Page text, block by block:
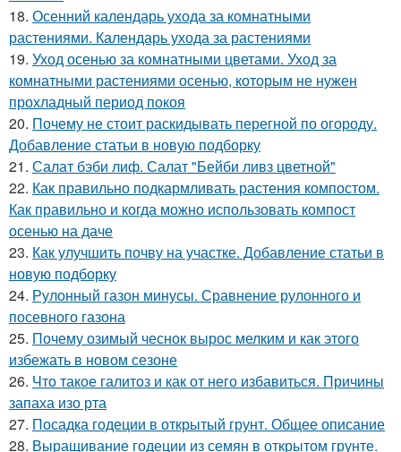
18. Осенний календарь ухода за комнатными
растениями. Календарь ухода за растениями
19. Уход осенью за комнатными цветами. Уход за
комнатными растениями осенью, которым не нужен
прохладный период покоя
20. Почему не стоит раскидывать перегной по огороду.
Добавление статьи в новую подборку
21. Салат бэби лиф. Салат "Бейби ливз цветной"
22. Как правильно подкармливать растения компостом.
Как правильно и когда можно использовать компост
осенью на даче
23. Как улучшить почву на участке. Добавление статьи в
новую подборку
24. Рулонный газон минусы. Сравнение рулонного и
посевного газона
25. Почему озимый чеснок вырос мелким и как этого
избежать в новом сезоне
26. Что такое галитоз и как от него избавиться. Причины
запаха изо рта
27. Посадка годеции в открытый грунт. Общее описание
28. Выращивание годеции из семян в открытом грунте.